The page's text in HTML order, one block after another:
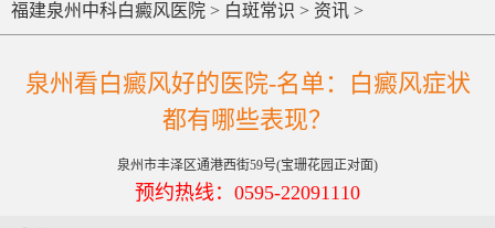
福建泉州中科白癜风医院 > 白斑常识 > 资讯 >
泉州看白癜风好的医院-名单：白癜风症状
都有哪些表现？
泉州市丰泽区通港西街59号(宝珊花园正对面)
预约热线：0595-22091110